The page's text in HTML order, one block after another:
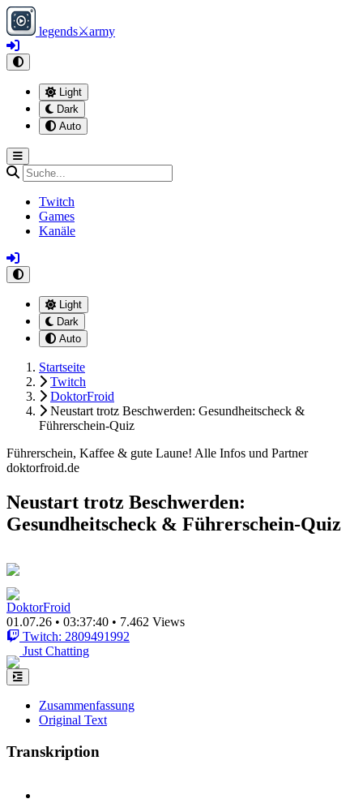
legends⚔army
Light
Dark
Auto
Twitch
Games
Kanäle
Light
Dark
Auto
Startseite
Twitch
DoktorFroid
Neustart trotz Beschwerden: Gesundheitscheck &
Führerschein-Quiz
Führerschein, Kaffee & gute Laune! Alle Infos und Partner
doktorfroid.de
Neustart trotz Beschwerden:
Gesundheitscheck & Führerschein-Quiz
DoktorFroid
01.07.26 • 03:37:40 • 7.462 Views
Twitch: 2809491992
Just Chatting
Zusammenfassung
Original Text
Transkription